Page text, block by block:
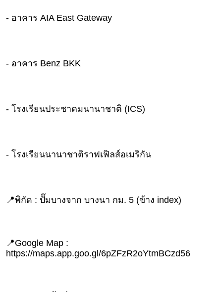
- อาคาร AIA East Gateway
- อาคาร Benz BKK
- โรงเรียนประชาคมนานาชาติ (ICS)
- โรงเรียนนานาชาติราฟเฟิลส์อเมริกัน
📍พิกัด : ปั๊มบางจาก บางนา กม. 5 (ข้าง index)
📍Google Map :
https://maps.app.goo.gl/6pZFzR2oYtmBCzd56